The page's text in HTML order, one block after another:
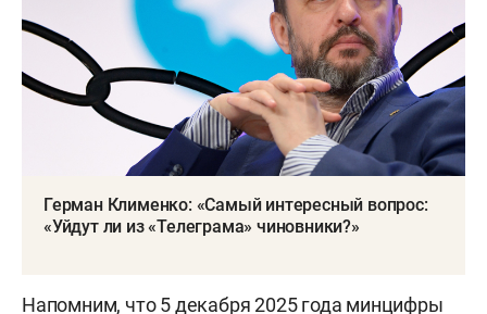
Герман Клименко: «Самый интересный вопрос:
«Уйдут ли из «Телеграма» чиновники?»
Напомним, что 5 декабря 2025 года минцифры